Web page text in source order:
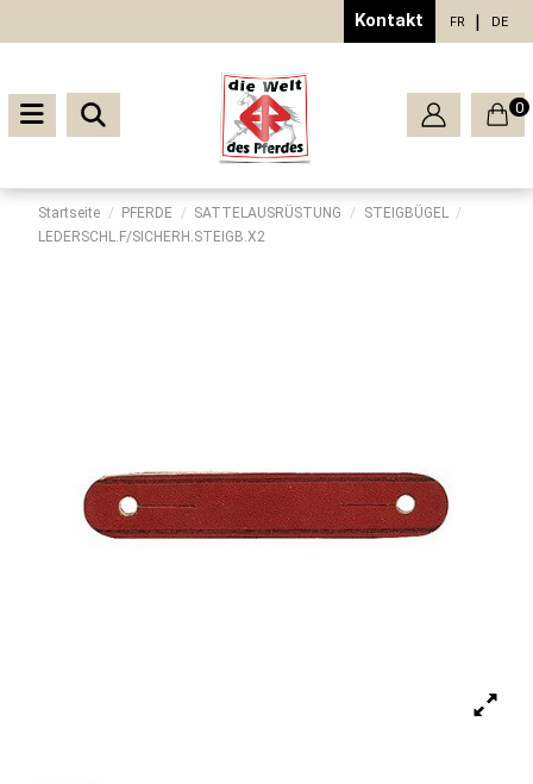
Kontakt FR DE
0
Startseite PFERDE SATTELAUSRÜSTUNG
STEIGBÜGEL
LEDERSCHL.F/SICHERH.STEIGB.X2